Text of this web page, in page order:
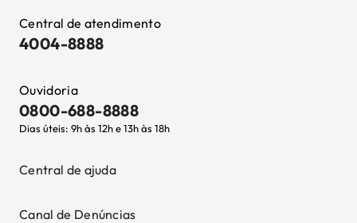
Central de atendimento
4004-8888
Ouvidoria
0800-688-8888
Dias úteis: 9h às 12h e 13h às 18h
Central de ajuda
Canal de Denúncias